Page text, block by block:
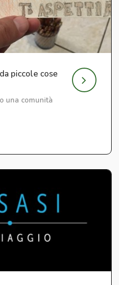
piccole cose
una comunità